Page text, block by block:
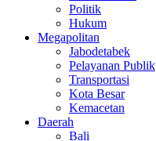
Politik
Hukum
Megapolitan
Jabodetabek
Pelayanan Publik
Transportasi
Kota Besar
Kemacetan
Daerah
Bali